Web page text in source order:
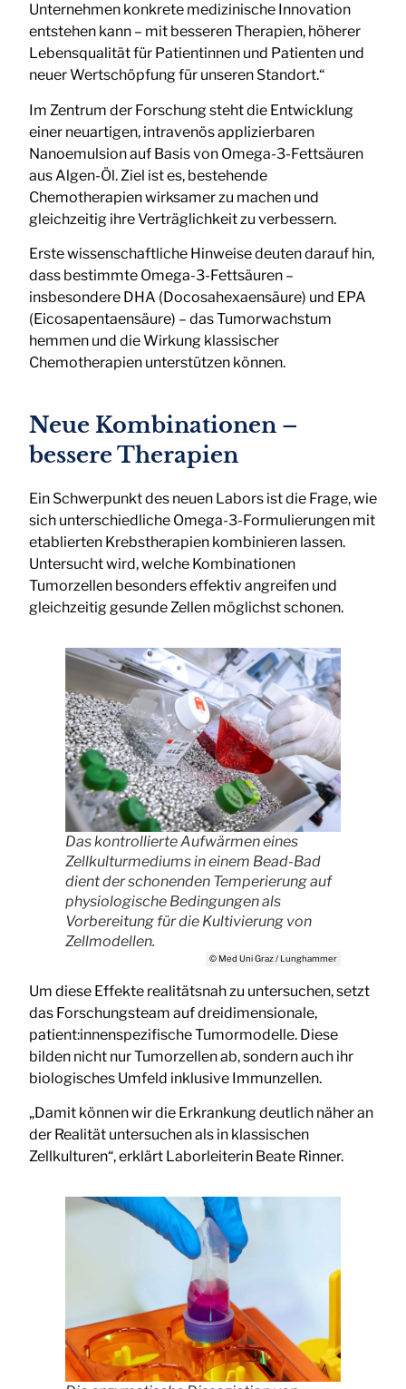
Unternehmen konkrete medizinische Innovation
entstehen kann – mit besseren Therapien, höherer
Lebensqualität für Patientinnen und Patienten und
neuer Wertschöpfung für unseren Standort.“
Im Zentrum der Forschung steht die Entwicklung
einer neuartigen, intravenös applizierbaren
Nanoemulsion auf Basis von Omega-3-Fettsäuren
aus Algen-Öl. Ziel ist es, bestehende
Chemotherapien wirksamer zu machen und
gleichzeitig ihre Verträglichkeit zu verbessern.
Erste wissenschaftliche Hinweise deuten darauf hin,
dass bestimmte Omega-3-Fettsäuren –
insbesondere DHA (Docosahexaensäure) und EPA
(Eicosapentaensäure) – das Tumorwachstum
hemmen und die Wirkung klassischer
Chemotherapien unterstützen können.
Neue Kombinationen –
bessere Therapien
Ein Schwerpunkt des neuen Labors ist die Frage, wie
sich unterschiedliche Omega-3-Formulierungen mit
etablierten Krebstherapien kombinieren lassen.
Untersucht wird, welche Kombinationen
Tumorzellen besonders effektiv angreifen und
gleichzeitig gesunde Zellen möglichst schonen.
Das kontrollierte Aufwärmen eines
Zellkulturmediums in einem Bead-Bad
dient der schonenden Temperierung auf
physiologische Bedingungen als
Vorbereitung für die Kultivierung von
Zellmodellen.
© Med Uni Graz / Lunghammer
Um diese Effekte realitätsnah zu untersuchen, setzt
das Forschungsteam auf dreidimensionale,
patient:innenspezifische Tumormodelle. Diese
bilden nicht nur Tumorzellen ab, sondern auch ihr
biologisches Umfeld inklusive Immunzellen.
„Damit können wir die Erkrankung deutlich näher an
der Realität untersuchen als in klassischen
Zellkulturen“, erklärt Laborleiterin Beate Rinner.